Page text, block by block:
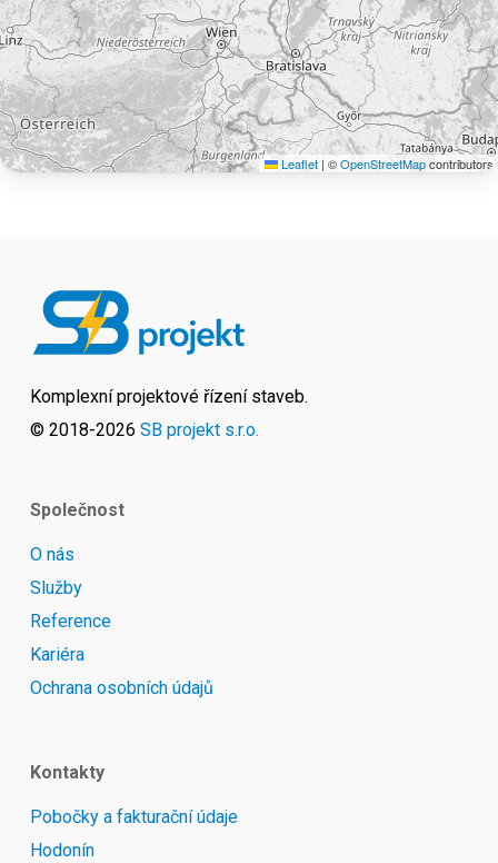
Leaflet | ©OpenStreetMapcontributors
Komplexní projektové řízení staveb.
© 2018-2026 SB projekt s.r.o.
Společnost
O nás
Služby
Reference
Kariéra
Ochrana osobních údajů
Kontakty
Pobočky a fakturační údaje
Hodonín